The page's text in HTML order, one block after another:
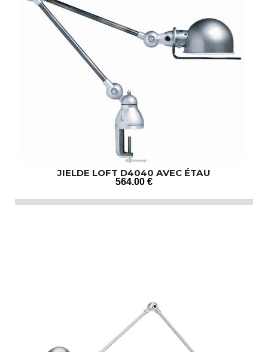
JIELDE LOFT D4040 AVEC ÉTAU
564.00 €